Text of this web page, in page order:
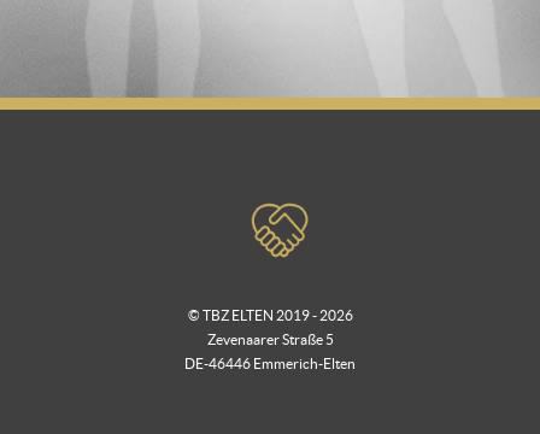
© TBZ ELTEN 2019 - 2026
Zevenaarer Straße 5
DE-46446 Emmerich-Elten